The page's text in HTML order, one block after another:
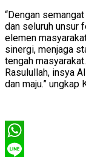
“Dengan
dan seluruh unsur
elemen
sinergi, menjaga
tengah
Rasulullah, insya
dan maju.” ungkap
WhatsApp